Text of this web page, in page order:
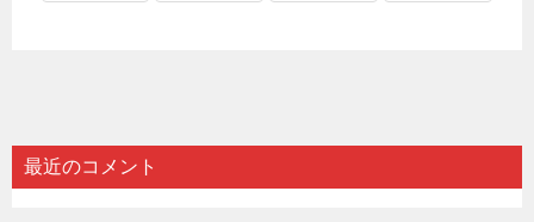
最近のコメント